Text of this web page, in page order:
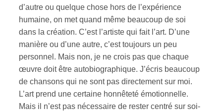
d’autre ou quelque chose hors de l’expérience
humaine, on met quand même beaucoup de soi
dans la création. C’est l’artiste qui fait l’art. D’une
manière ou d’une autre, c’est toujours un peu
personnel. Mais non, je ne crois pas que chaque
œuvre doit être autobiographique. J’écris beaucoup
de chansons qui ne sont pas directement sur moi.
L’art prend une certaine honnêteté émotionnelle.
Mais il n’est pas nécessaire de rester centré sur soi-